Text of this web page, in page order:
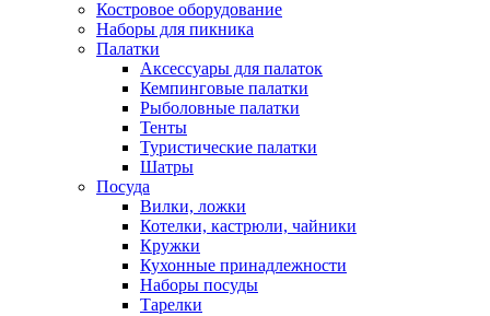
Костровое оборудование
Наборы для пикника
Палатки
Аксессуары для палаток
Кемпинговые палатки
Рыболовные палатки
Тенты
Туристические палатки
Шатры
Посуда
Вилки, ложки
Котелки, кастрюли, чайники
Кружки
Кухонные принадлежности
Наборы посуды
Тарелки